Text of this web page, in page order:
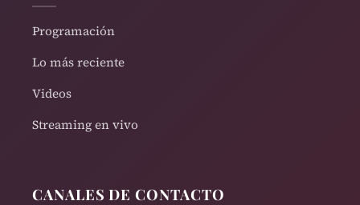
Programación
Lo más reciente
Videos
Streaming en vivo
CANALES DE CONTACTO